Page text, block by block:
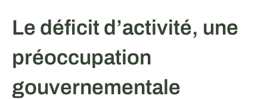
Le déficit d’activité, une
préoccupation
gouvernementale